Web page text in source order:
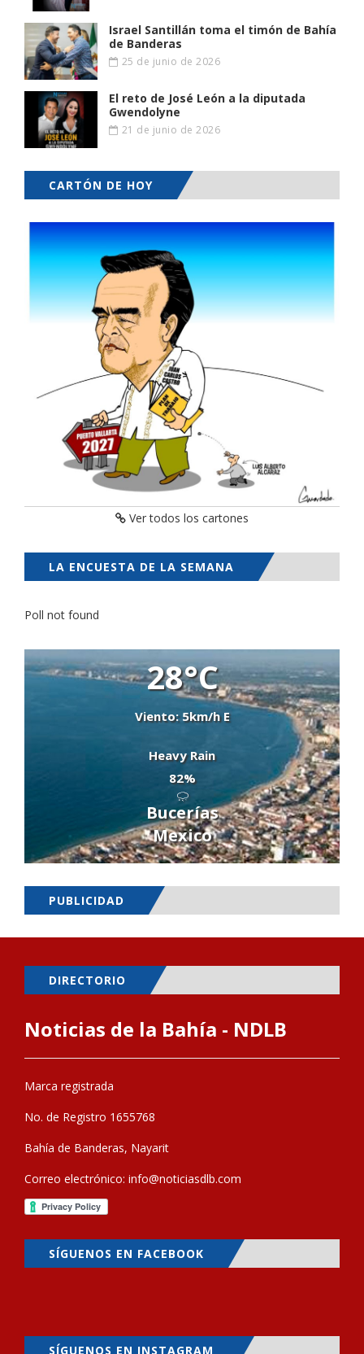
Israel Santillán toma el timón de Bahía
de Banderas
25 de junio de 2026
El reto de José León a la diputada
Gwendolyne
21 de junio de 2026
CARTÓN DE HOY
Ver todos los cartones
LA ENCUESTA DE LA SEMANA
Poll not found
28°C
Viento: 5km/h E
Heavy Rain
82%
Bucerías
Mexico
PUBLICIDAD
DIRECTORIO
Noticias de la Bahía - NDLB
Marca registrada
No. de Registro 1655768
Bahía de Banderas, Nayarit
Correo electrónico: info@noticiasdlb.com
SÍGUENOS EN FACEBOOK
SÍGUENOS EN INSTAGRAM